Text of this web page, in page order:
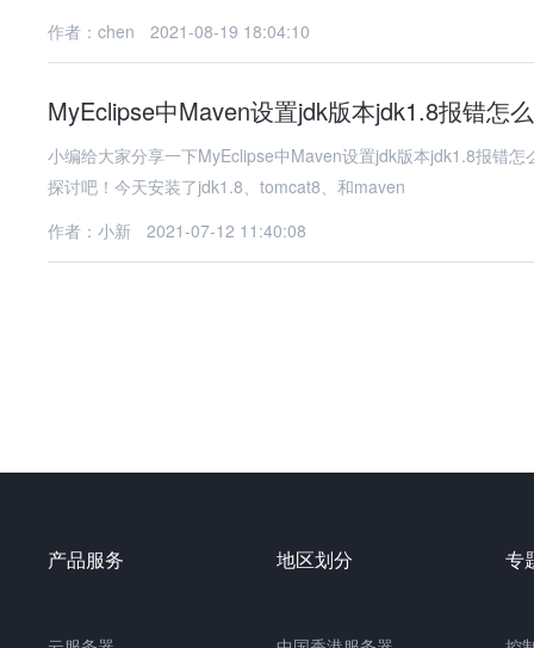
作者：chen
2021-08-19 18:04:10
MyEclipse中Maven设置jdk版本jdk1.8报错怎
小编给大家分享一下MyEclipse中Maven设置jdk版本jdk1.8报错
探讨吧！今天安装了jdk1.8、tomcat8、和maven
作者：小新
2021-07-12 11:40:08
产品服务 地区划分 专